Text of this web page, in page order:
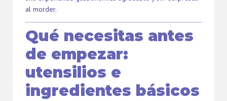
al morder.
Qué necesitas antes
de empezar:
utensilios e
ingredientes básicos